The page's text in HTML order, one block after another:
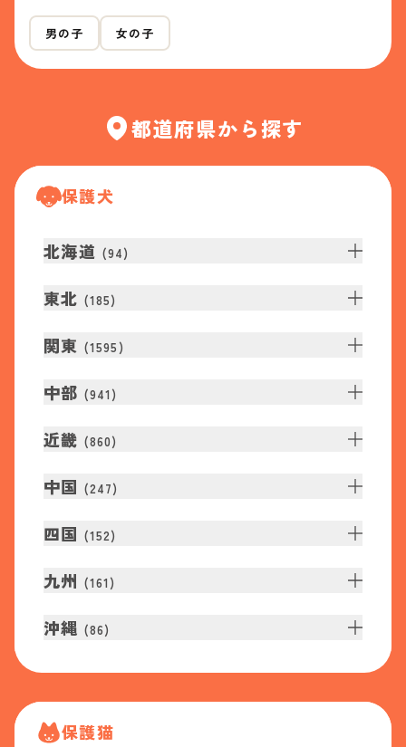
男の子 女の子
都道府県から探す
保護犬
北海道 (94)
東北 (185)
関東 (1595 )
中部 (941 )
近畿 (860)
中国 (247)
四国 (152)
九州 (161 )
沖縄 (86)
保護猫